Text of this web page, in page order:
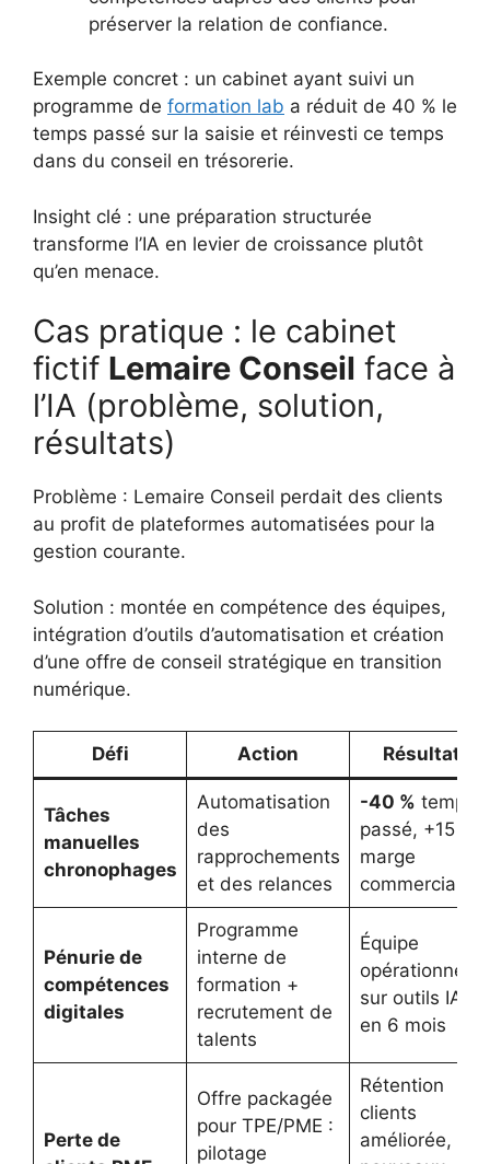
préserver la relation de confiance.
Exemple concret : un cabinet ayant suivi un
programme de formation lab a réduit de 40 % le
temps passé sur la saisie et réinvesti ce temps
dans du conseil en trésorerie.
Insight clé : une préparation structurée
transforme l’IA en levier de croissance plutôt
qu’en menace.
Cas pratique : le cabinet
fictif Lemaire Conseil face à
l’IA (problème, solution,
résultats)
Problème : Lemaire Conseil perdait des clients
au profit de plateformes automatisées pour la
gestion courante.
Solution : montée en compétence des équipes,
intégration d’outils d’automatisation et création
d’une offre de conseil stratégique en transition
numérique.
Défi Action Résultat
Tâches
manuelles
chronophages
Automatisation
des
rapprochements
et des relances
-40 % temps
passé, +15 %
marge
commerciale
Pénurie de
compétences
digitales
Programme
interne de
formation +
recrutement de
talents
Équipe
opérationnelle
sur outils IA
en 6 mois
Perte de
Offre packagée
pour TPE/PME :
pilotage
Rétention
clients
améliorée,